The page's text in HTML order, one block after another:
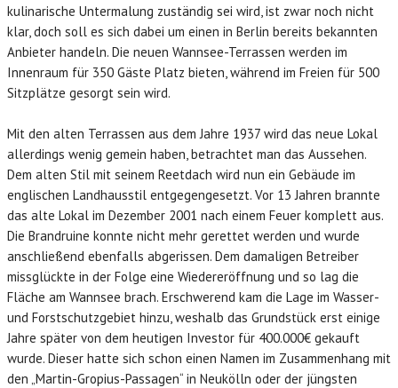
kulinarische Untermalung zuständig sei wird, ist zwar noch nicht
klar, doch soll es sich dabei um einen in Berlin bereits bekannten
Anbieter handeln. Die neuen Wannsee-Terrassen werden im
Innenraum für 350 Gäste Platz bieten, während im Freien für 500
Sitzplätze gesorgt sein wird.
Mit den alten Terrassen aus dem Jahre 1937 wird das neue Lokal
allerdings wenig gemein haben, betrachtet man das Aussehen.
Dem alten Stil mit seinem Reetdach wird nun ein Gebäude im
englischen Landhausstil entgegengesetzt. Vor 13 Jahren brannte
das alte Lokal im Dezember 2001 nach einem Feuer komplett aus.
Die Brandruine konnte nicht mehr gerettet werden und wurde
anschließend ebenfalls abgerissen. Dem damaligen Betreiber
missglückte in der Folge eine Wiedereröffnung und so lag die
Fläche am Wannsee brach. Erschwerend kam die Lage im Wasser-
und Forstschutzgebiet hinzu, weshalb das Grundstück erst einige
Jahre später von dem heutigen Investor für 400.000€ gekauft
wurde. Dieser hatte sich schon einen Namen im Zusammenhang mit
den „Martin-Gropius-Passagen“ in Neukölln oder der jüngsten